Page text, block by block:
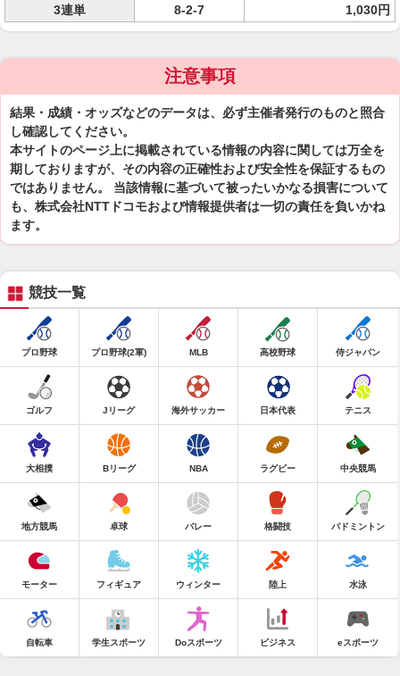
3連単
8-2-7 1,030円
注意事項
結果・成績・オッズなどのデータは、必ず主催者発行のものと照合
し確認してください。
本サイトのページ上に掲載されている情報の内容に関しては万全を
期しておりますが、その内容の正確性および安全性を保証するもの
ではありません。 当該情報に基づいて被ったいかなる損害について
も、株式会社NTTドコモおよび情報提供者は一切の責任を負いかね
ます。
競技一覧
プロ野球 プロ野球(2軍) MLB 高校野球 侍ジャパン
ゴルフ Jリーグ 海外サッカー 日本代表 テニス
大相撲 Bリーグ NBA ラグビー 中央競馬
地方競馬 卓球 バレー 格闘技 バドミントン
モーター フィギュア ウィンター 陸上 水泳
自転車 学生スポーツ Doスポーツ ビジネス eスポーツ